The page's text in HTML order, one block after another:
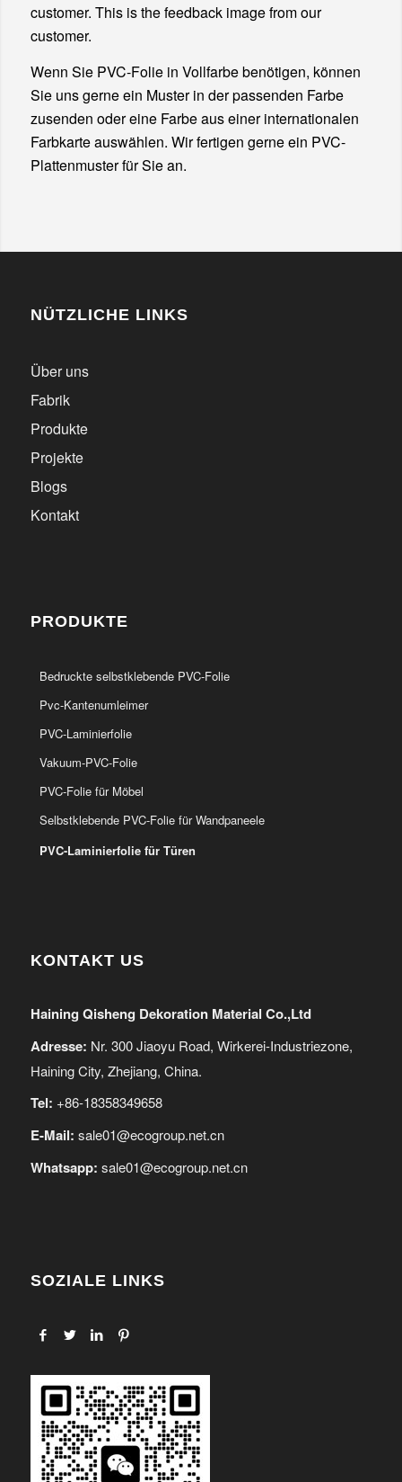
customer. This is the feedback image from our
customer.
Wenn Sie PVC-Folie in Vollfarbe benötigen, können
Sie uns gerne ein Muster in der passenden Farbe
zusenden oder eine Farbe aus einer internationalen
Farbkarte auswählen. Wir fertigen gerne ein PVC-
Plattenmuster für Sie an.
NÜTZLICHE LINKS
Über uns
Fabrik
Produkte
Projekte
Blogs
Kontakt
PRODUKTE
Bedruckte selbstklebende PVC-Folie
Pvc-Kantenumleimer
PVC-Laminierfolie
Vakuum-PVC-Folie
PVC-Folie für Möbel
Selbstklebende PVC-Folie für Wandpaneele
PVC-Laminierfolie für Türen
KONTAKT US
Haining Qisheng Dekoration Material Co.,Ltd
Adresse: Nr. 300 Jiaoyu Road, Wirkerei-Industriezone,
Haining City, Zhejiang, China.
Tel: +86-18358349658
E-Mail: sale01@ecogroup.net.cn
Whatsapp: sale01@ecogroup.net.cn
SOZIALE LINKS